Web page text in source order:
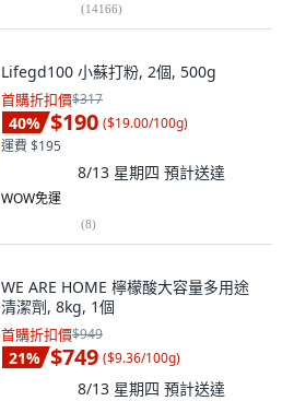
(14166)
Lifegd100 小蘇打粉, 2個, 500g
首購折扣價$317
40% $190 ($19.00/100g)
運費 $195
8/13 星期四 預計送達
WOW免運
(8)
WE ARE HOME 檸檬酸大容量多用途
清潔劑, 8kg, 1個
首購折扣價$949
21% $749 ($9.36/100g)
8/13 星期四 預計送達